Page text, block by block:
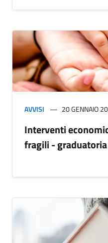
AVVISI 20 GENNAIO
Interventi
fragili -